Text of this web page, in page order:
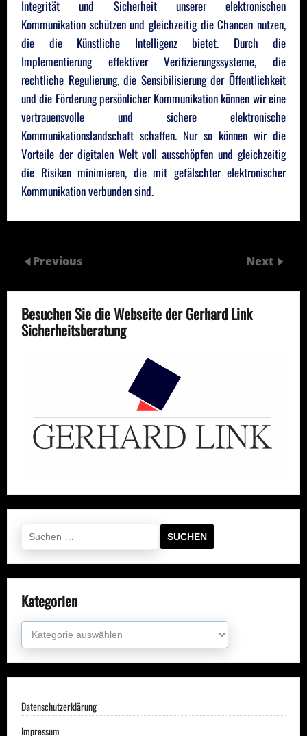
Integrität und Sicherheit unserer elektronischen
Kommunikation schützen und gleichzeitig die Chancen nutzen,
die die Künstliche Intelligenz bietet. Durch die
Implementierung effektiver Verifizierungssysteme, die
rechtliche Regulierung, die Sensibilisierung der Öffentlichkeit
und die Förderung persönlicher Kommunikation können wir eine
vertrauensvolle und sichere elektronische
Kommunikationslandschaft schaffen. Nur so können wir die
Vorteile der digitalen Welt voll ausschöpfen und gleichzeitig
die Risiken minimieren, die mit gefälschter elektronischer
Kommunikation verbunden sind.
Previous Next
Besuchen Sie die Webseite der Gerhard Link
Sicherheitsberatung
nach:
Kategorien
Kategorien
Datenschutzerklärung
Impressum